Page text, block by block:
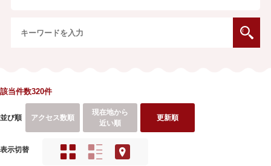
該当件数320件
並び順 アクセス数順
現在地から
近い順
更新順
表示切替